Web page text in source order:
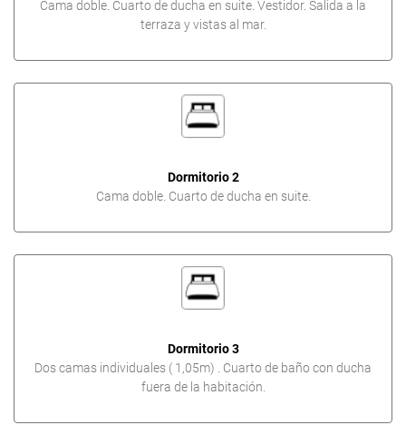
Cama doble. Cuarto de ducha en suite. Vestidor. Salida a la
terraza y vistas al mar.
Dormitorio 2
Cama doble. Cuarto de ducha en suite.
Dormitorio 3
Dos camas individuales ( 1,05m) . Cuarto de baño con ducha
fuera de la habitación.